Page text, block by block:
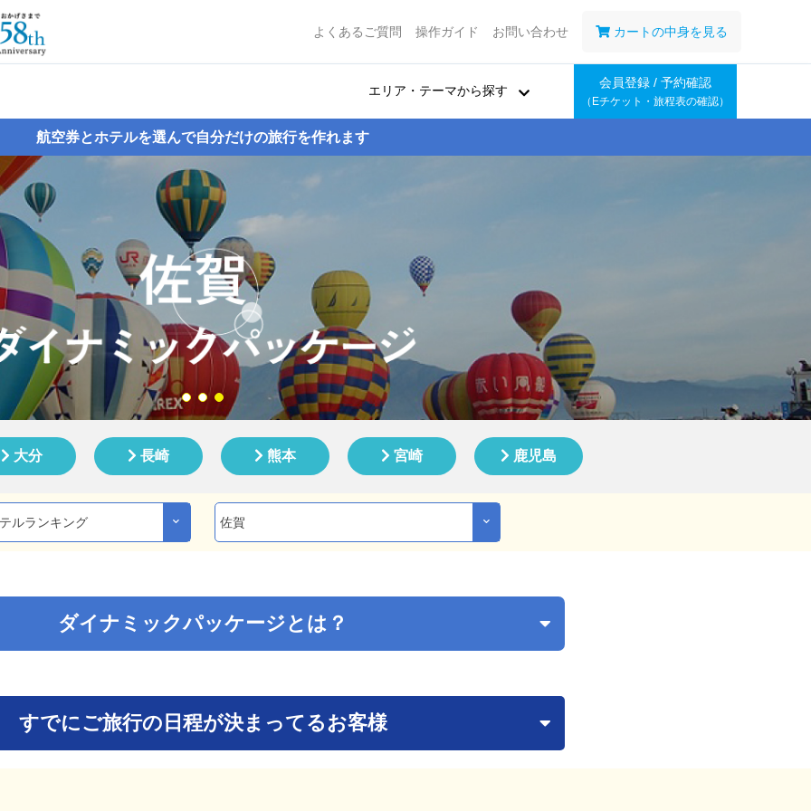
よくあるご質問 操作ガイド お問い合わせ カートの中身を見る
エリア・テーマから探す
会員登録 / 予約確認
（Eチケット・旅程表の確認）
航空券とホテルを選んで自分だけの旅行を作れます
大分 長崎 熊本 宮崎 鹿児島
ダイナミックパッケージとは？
すでにご旅行の日程が決まってるお客様